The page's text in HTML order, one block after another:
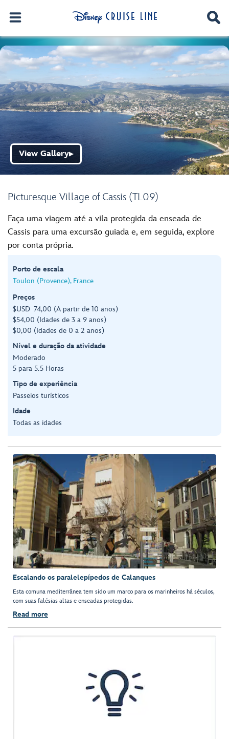
Picturesque Village of Cassis (TL09)
View Gallery▶
Faça uma viagem até a vila protegida da enseada de
Cassis para uma excursão guiada e, em seguida, explore
por conta própria.
Porto de escala
Toulon (Provence), France
Preços
$USD 74,00 (A partir de 10 anos)
$54,00 (Idades de 3 a 9 anos)
$0,00 (Idades de 0 a 2 anos)
Nível e duração da atividade
Moderado
5 para 5.5 Horas
Tipo de experiência
Passeios turísticos
Idade
Todas as idades
Escalando os paralelepípedos de Calanques
Esta comuna mediterrânea tem sido um marco para os marinheiros há séculos,
com suas falésias altas e enseadas protegidas.
Read more